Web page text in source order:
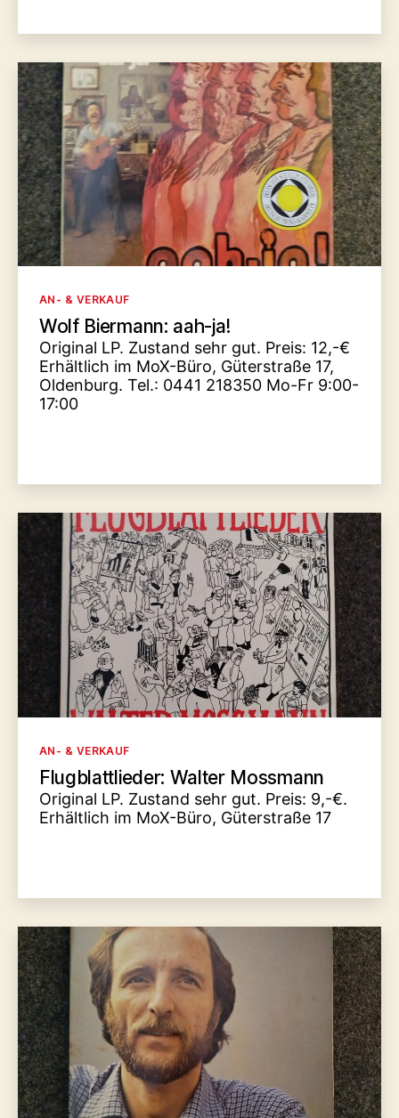
Kategorien
AN- & VERKAUF
Wolf Biermann: aah-ja!
Original LP. Zustand sehr gut. Preis: 12,-€
Erhältlich im MoX-Büro, Güterstraße 17,
Oldenburg. Tel.: 0441 218350 Mo-Fr 9:00-
17:00
Kategorien
AN- & VERKAUF
Flugblattlieder: Walter Mossmann
Original LP. Zustand sehr gut. Preis: 9,-€.
Erhältlich im MoX-Büro, Güterstraße 17